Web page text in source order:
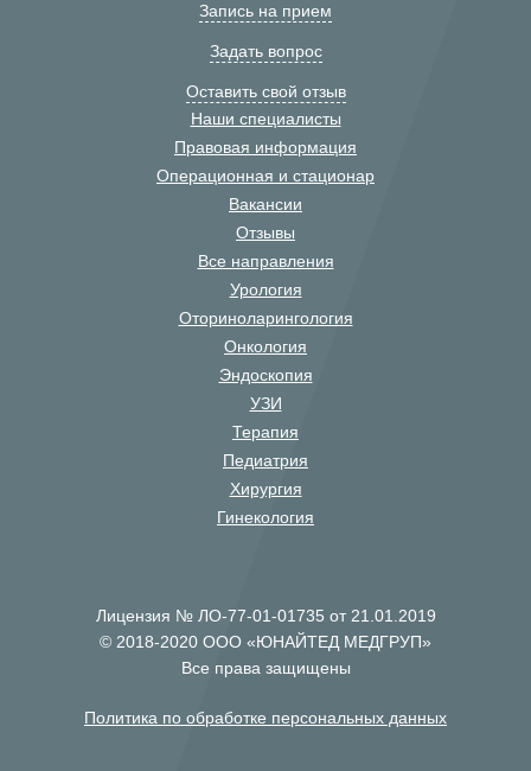
Запись на прием
Задать вопрос
Оставить свой отзыв
Наши специалисты
Правовая информация
Операционная и стационар
Вакансии
Отзывы
Все направления
Урология
Оториноларингология
Онкология
Эндоскопия
УЗИ
Терапия
Педиатрия
Хирургия
Гинекология
Лицензия № ЛО-77-01-01735 от 21.01.2019
© 2018-2020 ООО «ЮНАЙТЕД МЕДГРУП»
Все права защищены
Политика по обработке персональных данных